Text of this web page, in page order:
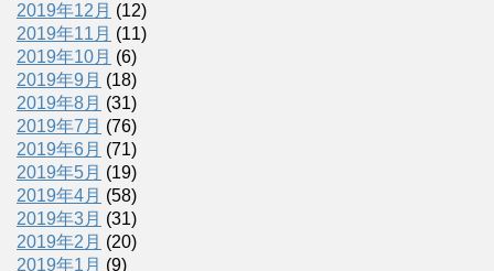
2019年12月 (12)
2019年11月 (11)
2019年10月 (6)
2019年9月 (18)
2019年8月 (31)
2019年7月 (76)
2019年6月 (71)
2019年5月 (19)
2019年4月 (58)
2019年3月 (31)
2019年2月 (20)
2019年1月 (9)